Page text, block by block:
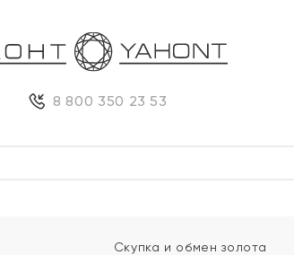
8 800 350 23 53
Скупка и обмен золота